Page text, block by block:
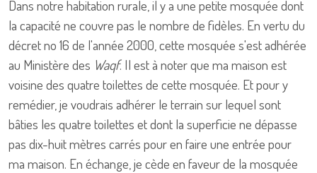
Dans notre habitation rurale, il y a une petite mosquée dont
la capacité ne couvre pas le nombre de fidèles. En vertu du
décret no 16 de l'année 2000, cette mosquée s'est adhérée
au Ministère des Waqf. Il est à noter que ma maison est
voisine des quatre toilettes de cette mosquée. Et pour y
remédier, je voudrais adhérer le terrain sur lequel sont
bâties les quatre toilettes et dont la superficie ne dépasse
pas dix-huit mètres carrés pour en faire une entrée pour
ma maison. En échange, je cède en faveur de la mosquée